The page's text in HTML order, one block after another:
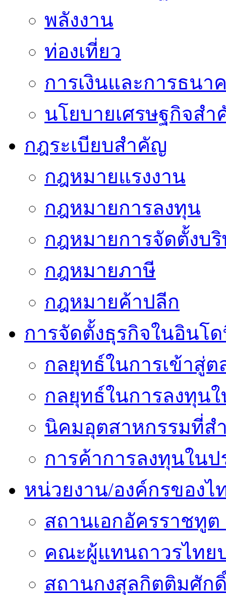
พลังงาน
ท่องเที่ยว
การเงินและการธนา
นโยบายเศรษฐกิจส
กฎระเบียบสำคัญ
กฎหมายแรงงาน
กฎหมายการลงทุน
กฎหมายการจัดตั้งบ
กฎหมายภาษี
กฎหมายค้าปลีก
การจัดตั้งธุรกิจในอินโ
กลยุทธ์ในการเข้าสู่
กลยุทธ์ในการลงทุน
นิคมอุตสาหกรรมที่ส
การค้าการลงทุนในป
หน่วยงาน/องค์กรของไ
สถานเอกอัครราชทู
คณะผู้แทนถาวรไทย
สถานกงสุลกิตติมศัก